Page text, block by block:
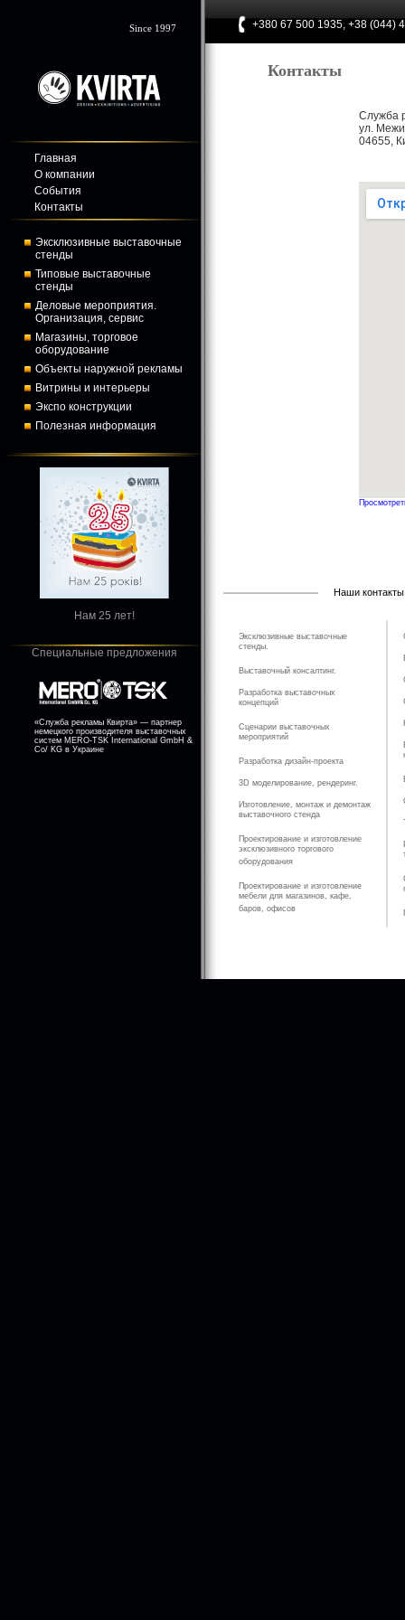
Since 1997 +380 67 500 1935, +38 (044)
Главная
О компании
События
Контакты
Эксклюзивные выставочные
стенды
Типовые выставочные
стенды
Деловые мероприятия.
Организация, сервис
Магазины, торговое
оборудование
Объекты наружной рекламы
Витрины и интерьеры
Экспо конструкции
Полезная информация
Нам 25 лет!
Специальные предложения
«Служба рекламы Квирта» — партнер
немецкого производителя выставочных
систем MERO-TSK International GmbH &
Co/ KG в Украине
Контакты
Служба
ул.
04655,
Наши
Эксклюзивные выставочные
стенды.
Выставочный консалтинг.
Разработка выставочных
концепций
Cценарии выставочных
мероприятий
Разработка дизайн-проекта
3D моделирование, рендеринг.
Изготовление, монтаж и демонтаж
выставочного стенда
Проектирование и изготовление
эксклюзивного торгового
оборудования
Проектирование и изготовление
мебели для магазинов, кафе,
баров, офисов